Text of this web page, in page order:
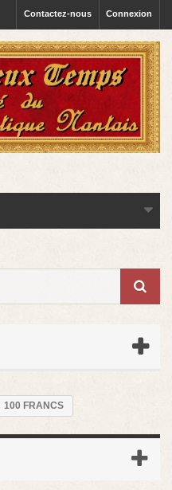
Connexion
Contactez-nous
100 FRANCS